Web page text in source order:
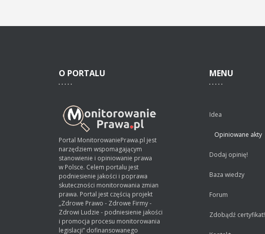
O PORTALU
Portal MonitorowaniePrawa.pl jest
narzędziem wspomagającym
stanowienie i opiniowanie prawa
w Polsce. Celem portalu jest
podniesienie jakości i poprawa
skuteczności monitorowania zmian
prawa. Portal jest częścią projekt
„Zdrowe Prawo - Zdrowe Firmy -
Zdrowi Ludzie - podniesienie jakości
i promocja procesu monitorowania
legislacji” dofinansowanego
MENU
Idea
Opiniowane akty
Dodaj opinię!
Baza wiedzy
Forum
Zdobądź certyfikat!